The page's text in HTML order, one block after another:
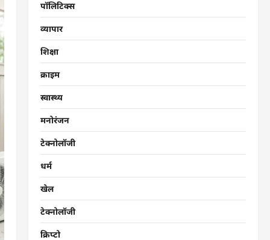
पॉलिटिक्स
व्यापार
शिक्षा
क्राइम
स्वास्थ्य
मनोरंजन
टेक्नोलॉजी
धर्म
खेल
टेक्नोलॉजी
क्रिप्टो